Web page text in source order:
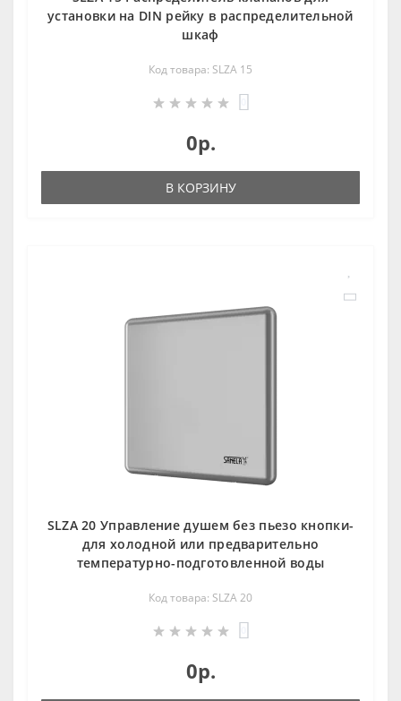
установки на DIN рейку в распределительной
шкаф
Код товара: SLZA 15
0р.
В КОРЗИНУ
SLZA 20 Управление душем без пьезо кнопки-
для холодной или предварительно
температурно-подготовленной воды
Код товара: SLZA 20
0р.